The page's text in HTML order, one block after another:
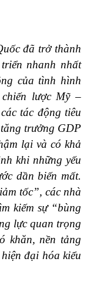
đã trở thành
nhanh nhất
của tình hình
lược Mỹ –
tác động tiêu
trưởng GDP
lại và có khả
khi những yếu
dần biến mất.
tốc”, các nhà
kiếm sự “bùng
lực quan trọng
khăn, nền tảng
đại hóa kiểu